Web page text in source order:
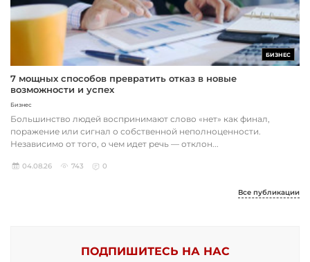
БИЗНЕС
7 мощных способов превратить отказ в новые
возможности и успех
Бизнес
Большинство людей воспринимают слово «нет» как финал,
поражение или сигнал о собственной неполноценности.
Независимо от того, о чем идет речь — отклон...
04.08.26 743 0
Все публикации
ПОДПИШИТЕСЬ НА НАС